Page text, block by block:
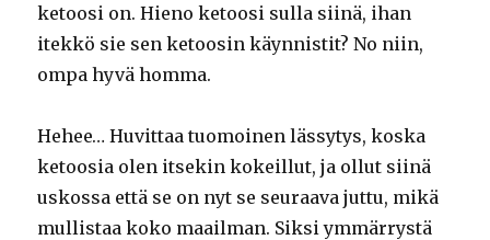
ketoosi on. Hieno ketoosi sulla siinä, ihan
itekkö sie sen ketoosin käynnistit? No niin,
ompa hyvä homma.
Hehee… Huvittaa tuomoinen lässytys, koska
ketoosia olen itsekin kokeillut, ja ollut siinä
uskossa että se on nyt se seuraava juttu, mikä
mullistaa koko maailman. Siksi ymmärrystä